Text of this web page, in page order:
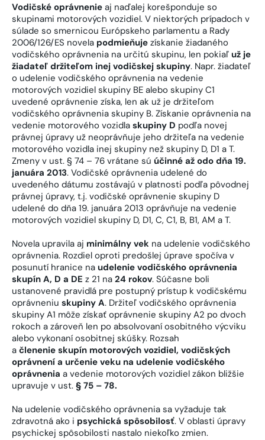
Vodičské oprávnenie aj naďalej korešponduje so
skupinami motorových vozidiel. V niektorých prípadoch v
súlade so smernicou Európskeho parlamentu a Rady
2006/126/ES novela podmieňuje získanie žiadaného
vodičského oprávnenia na určitú skupinu, len pokiaľ už je
žiadateľ držiteľom inej vodičskej skupiny. Napr. žiadateľ
o udelenie vodičského oprávnenia na vedenie
motorových vozidiel skupiny BE alebo skupiny C1
uvedené oprávnenie získa, len ak už je držiteľom
vodičského oprávnenia skupiny B. Získanie oprávnenia na
vedenie motorového vozidla skupiny D podľa novej
právnej úpravy už neoprávňuje jeho držiteľa na vedenie
motorového vozidla inej skupiny než skupiny D, D1 a T.
Zmeny v ust. § 74 – 76 vrátane sú účinné až odo dňa 19.
januára 2013. Vodičské oprávnenia udelené do
uvedeného dátumu zostávajú v platnosti podľa pôvodnej
právnej úpravy, t.j. vodičské oprávnenie skupiny D
udelené do dňa 19. januára 2013 oprávňuje na vedenie
motorových vozidiel skupiny D, D1, C, C1, B, B1, AM a T.
Novela upravila aj minimálny vek na udelenie vodičského
oprávnenia. Rozdiel oproti predošlej úprave spočíva v
posunutí hranice na udelenie vodičského oprávnenia
skupín A, D a DE z 21 na 24 rokov. Súčasne boli
ustanovené pravidlá pre postupný prístup k vodičskému
oprávneniu skupiny A. Držiteľ vodičského oprávnenia
skupiny A1 môže získať oprávnenie skupiny A2 po dvoch
rokoch a zároveň len po absolvovaní osobitného výcviku
alebo vykonaní osobitnej skúšky. Rozsah
a členenie skupín motorových vozidiel, vodičských
oprávnení a určenie veku na udelenie vodičského
oprávnenia a vedenie motorových vozidiel zákon bližšie
upravuje v ust. § 75 – 78.
Na udelenie vodičského oprávnenia sa vyžaduje tak
zdravotná ako i psychická spôsobilosť. V oblasti úpravy
psychickej spôsobilosti nastalo niekoľko zmien.